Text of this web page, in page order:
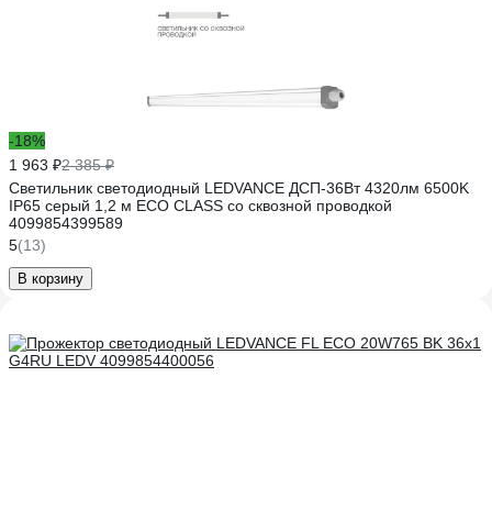
-18%
1 963 ₽2 385 ₽
Светильник светодиодный LEDVANCE ДСП-36Вт 4320лм 6500K
IP65 серый 1,2 м ECO CLASS со сквозной проводкой
4099854399589
5(13)
В корзину